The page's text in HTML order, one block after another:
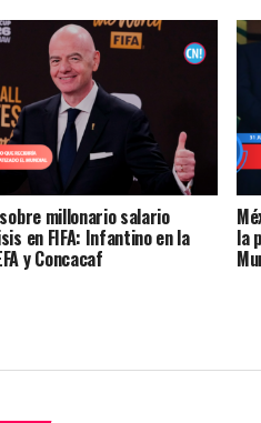
millonario salario
en FIFA: Infantino en la
y Concacaf
la